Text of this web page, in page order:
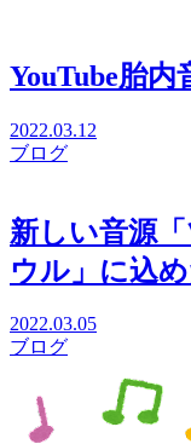
YouTube胎
2022.03.12
ブログ
新しい音源
ウル」に込
2022.03.05
ブログ